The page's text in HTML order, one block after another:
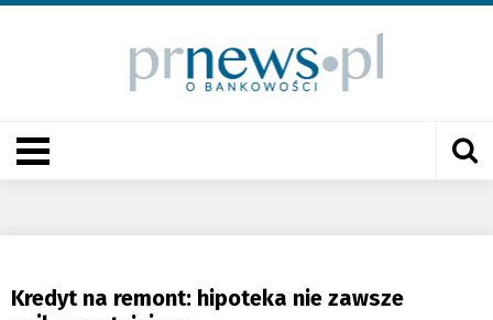
Kredyt na remont: hipoteka nie zawsze